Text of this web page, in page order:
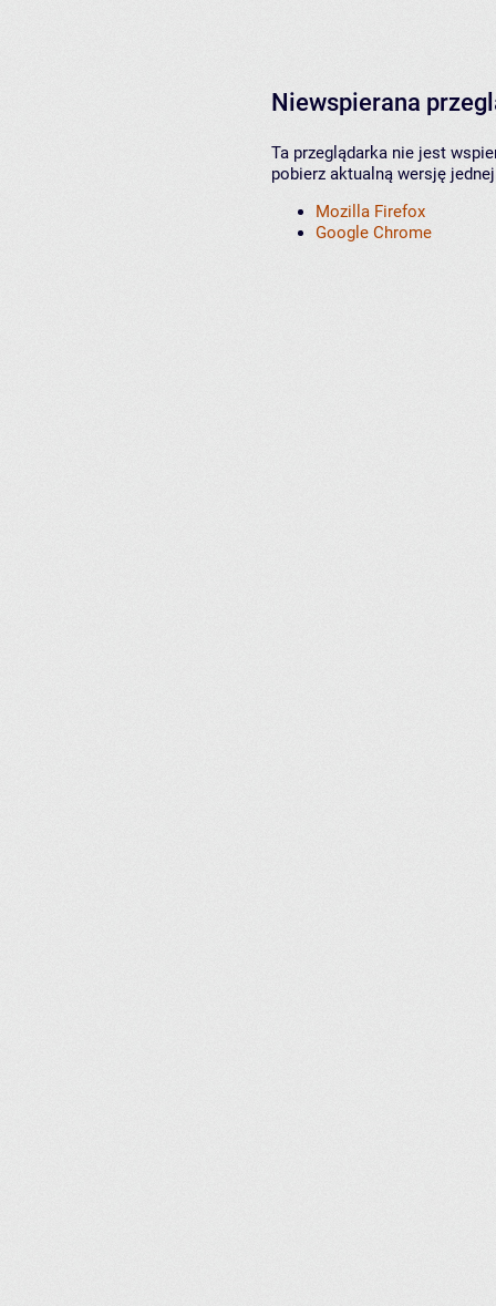
Niewspierana
Ta przeglądarka nie jest
pobierz aktualną wersję
Mozilla Firefox
Google Chrome